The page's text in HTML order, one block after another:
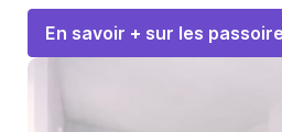
En savoir + sur les